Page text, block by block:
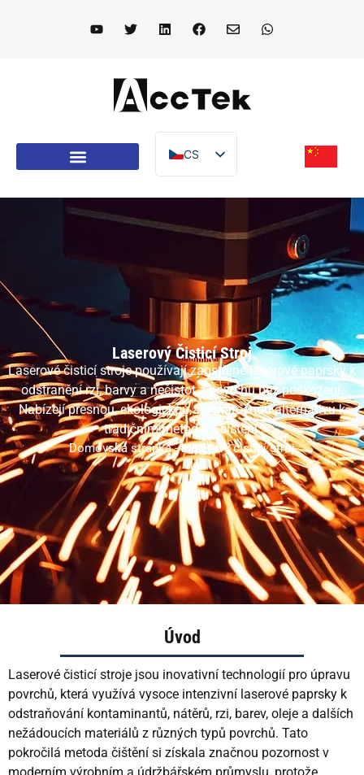
CS
EN
FR
ES
AR
TR
VI
RU
JA
KO
HU
TH
PL
Laserový Čisticí Stroj
Laserové čisticí stroje používají zaostřené laserové paprsky k
odstranění rzi, barvy a nečistot z povrchů bez poškození.
Nabízejí přesnou, ekologickou a nenáročnou alternativu k
tradičním metodám čištění.
Domovská stránka-Laserový čisticí stroj
Úvod
Laserové čisticí stroje jsou inovativní technologií pro úpravu
povrchů, která využívá vysoce intenzivní laserové paprsky k
odstraňování kontaminantů, nátěrů, rzi, barev, oleje a dalších
nežádoucích materiálů z různých typů povrchů. Tato
pokročilá metoda čištění si získala značnou pozornost v
moderním výrobním a údržbářském průmyslu, protože